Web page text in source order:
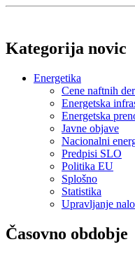
Kategorija novic
Energetika
Cene naftnih
Energetska
Energetska
Javne objave
Nacionalni
Predpisi SLO
Politika EU
Splošno
Statistika
Upravljanje
Časovno obdobje